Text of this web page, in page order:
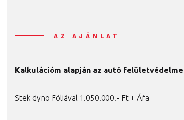
AZ AJÁNLAT
Kalkulációm alapján az autó
Stek dyno Fóliával 1.050.000.- Ft + Áfa